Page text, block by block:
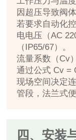
因超压导致阀体
若要求自动化
电电压（AC
（IP65/67）。
流量系数（Cv
通过公式 Cv =
现场空间决定
管段，法兰式
四、安装